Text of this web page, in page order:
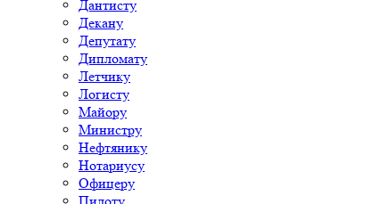
Дантисту
Декану
Депутату
Дипломату
Летчику
Логисту
Майору
Министру
Нефтянику
Нотариусу
Офицеру